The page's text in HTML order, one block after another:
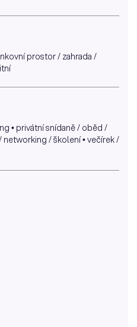
prostor / zahrada /
• privátní snídaně / oběd /
/ školení • večírek /